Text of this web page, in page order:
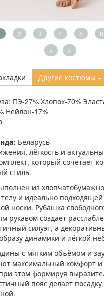
2 3 4 5 6
< >
Другие костюмы
ПЭ-27% Хлопок-70%
Нейлон-17%
Беларусь
лёгкость и
который сочетает
стиль.
из
и идеально подходящей
носки. Рубашка
рукавом создаёт
силуэт, а
динамики и лёгкой
с мягким объёмом и
максимальный комфорт и
этом формируя
пояс делает